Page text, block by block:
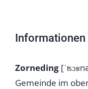
Zorneding
Gemeinde im